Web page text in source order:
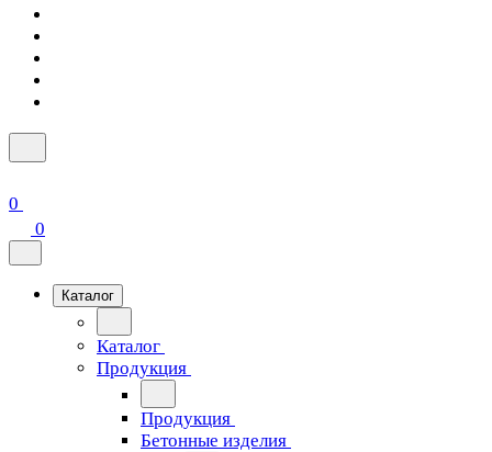
0
0
Каталог
Каталог
Продукция
Продукция
Бетонные изделия